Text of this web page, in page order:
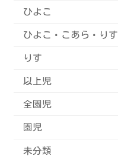
ひよこ
ひよこ・こあら・りす
りす
以上児
全園児
園児
未分類